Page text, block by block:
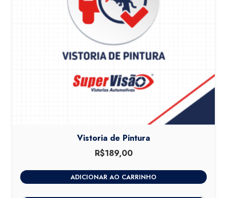
Vistoria de Pintura
R$189,00
ADICIONAR AO CARRINHO